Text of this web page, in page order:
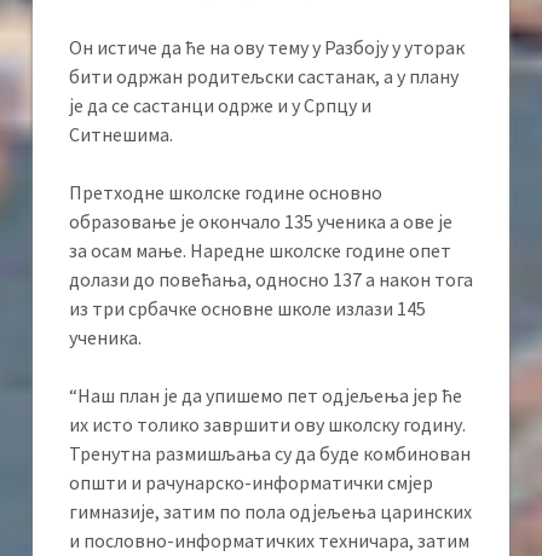
Он истиче да ће на ову тему у Разбоју у уторак
бити одржан родитељски састанак, а у плану
је да се састанци одрже и у Српцу и
Ситнешима.
Претходне школске године основно
образовање је окончало 135 ученика а ове је
за осам мање. Наредне школске године опет
долази до повећања, односно 137 а након тога
из три србачке основне школе излази 145
ученика.
“Наш план је да упишемо пет одјељења јер ће
их исто толико завршити ову школску годину.
Тренутна размишљања су да буде комбинован
општи и рачунарско-информатички смјер
гимназије, затим по пола одјељења царинских
и пословно-информатичких техничара, затим